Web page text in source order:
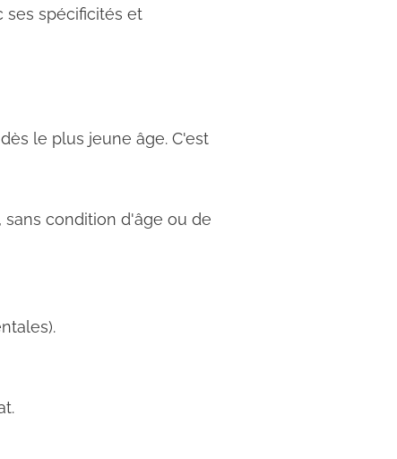
ses spécificités et
le plus jeune âge. C'est
sans condition d'âge ou de